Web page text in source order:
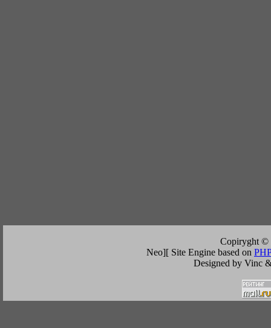
Copiryght ©
Neo][ Site Engine based on
Designed by Vinc